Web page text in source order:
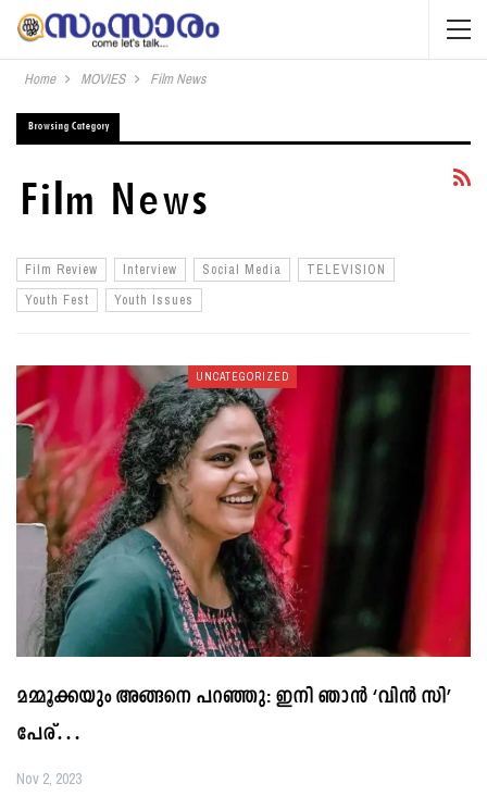
Home MOVIES Film News
Browsing Category
Film News
Film Review Interview Social Media
TELEVISION
Youth Fest
Youth Issues
UNCATEGORIZED
മമ്മൂക്കയും അങ്ങനെ പറഞ്ഞു: ഇനി ഞാൻ ‘വിൻ സി’
പേര്…
Nov 2, 2023